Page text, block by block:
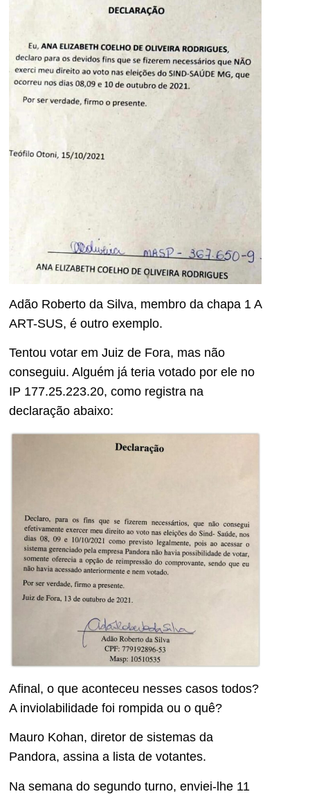
Adão Roberto da Silva, membro da chapa 1 A
ART-SUS, é outro exemplo.
Tentou votar em Juiz de Fora, mas não
conseguiu. Alguém já teria votado por ele no
IP 177.25.223.20, como registra na
declaração abaixo:
Afinal, o que aconteceu nesses casos todos?
A inviolabilidade foi rompida ou o quê?
Mauro Kohan, diretor de sistemas da
Pandora, assina a lista de votantes.
Na semana do segundo turno, enviei-lhe 11